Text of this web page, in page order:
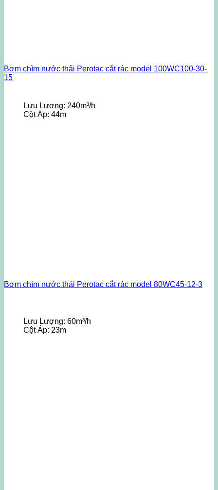
Bơm chìm nước thải Perotac cắt rác model 100WC100-30-
15
Lưu Lượng: 240m³/h
Cột Áp: 44m
Bơm chìm nước thải Perotac cắt rác model 80WC45-12-3
Lưu Lượng: 60m³/h
Cột Áp: 23m